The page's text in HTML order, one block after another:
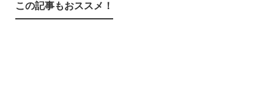
この記事もおススメ！